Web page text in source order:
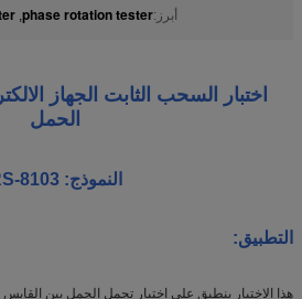
أبرز:phase rotation tester
,
اختبار السحب الثابت الجهاز
الحمل
النموذج: RS-8103
التطبيق: